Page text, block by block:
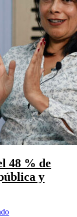
48 % de
y